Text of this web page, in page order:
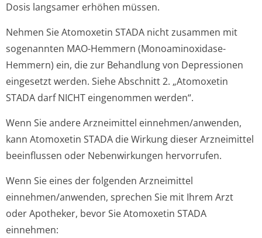
Dosis langsamer erhöhen müssen.
Nehmen Sie Atomoxetin STADA nicht zusammen mit
sogenannten MAO-Hemmern (Monoaminoxidase-
Hemmern) ein, die zur Behandlung von Depressionen
eingesetzt werden. Siehe Abschnitt 2. „Atomoxetin
STADA darf NICHT eingenommen werden“.
Wenn Sie andere Arzneimittel einnehmen/anwenden,
kann Atomoxetin STADA die Wirkung dieser Arzneimittel
beeinflussen oder Nebenwirkungen hervorrufen.
Wenn Sie eines der folgenden Arzneimittel
einnehmen/anwenden, sprechen Sie mit Ihrem Arzt
oder Apotheker, bevor Sie Atomoxetin STADA
einnehmen: